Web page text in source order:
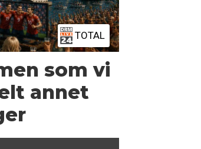
TOTAL
som vi
annet